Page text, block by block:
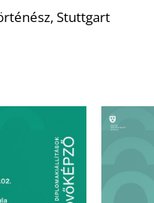
Stuttgart